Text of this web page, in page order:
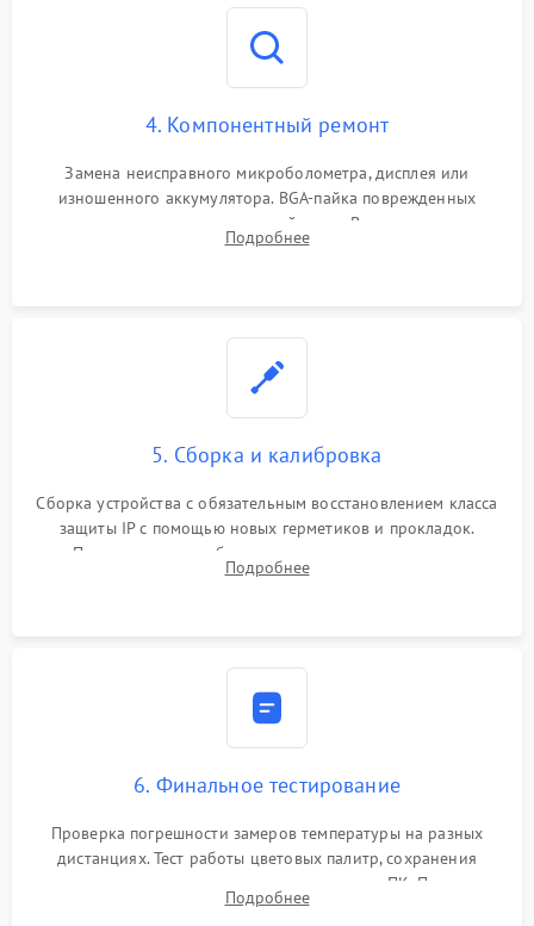
4. Компонентный ремонт
Замена неисправного микроболометра, дисплея или
изношенного аккумулятора. BGA-пайка поврежденных
контроллеров на материнской плате. Восстановление
разъемов и кнопок, замена поврежденных элементов
Подробнее
5. Сборка и калибровка
Сборка устройства с обязательным восстановлением класса
защиты IP с помощью новых герметиков и прокладок.
Программная калибровка матрицы по эталонному
абсолютно черному телу для точного измерения температур.
Подробнее
6. Финальное тестирование
Проверка погрешности замеров температуры на разных
дистанциях. Тест работы цветовых палитр, сохранения
термограмм в память и передачи данных на ПК. Проверка
автономности работы и итоговый контроль качества.
Подробнее